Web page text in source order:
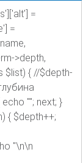
=
=
>depth,
$list) { //$depth-
""; next; }
{ $depth++;
"\n\n